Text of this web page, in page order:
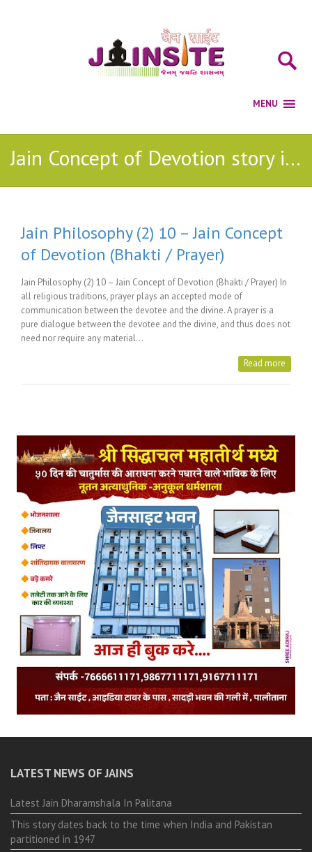
Jain Concept of Devotion story in english
Jain Philosophy (2) 10 – Jain Concept
of Devotion (Bhakti / Prayer)
Jain Philosophy (2) 10 – Jain Concept of Devotion (Bhakti / Prayer) In
all religious traditions, prayer plays an accepted mode of
communication between the devotee and the divine. A prayer is a
pure dialogue between the devotee and the divine, and thus does not
need nor require any material…
Read more
LATEST NEWS OF JAINS
Latest Jain Dharamshala In Palitana
This story dates back to the time when India and Pakistan
partitioned in 1947